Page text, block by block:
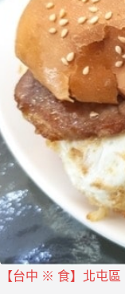
【台中 ※ 食】北屯